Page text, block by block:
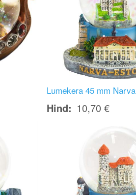
Lumekera 45 mm Narva
Hind 10,70 €